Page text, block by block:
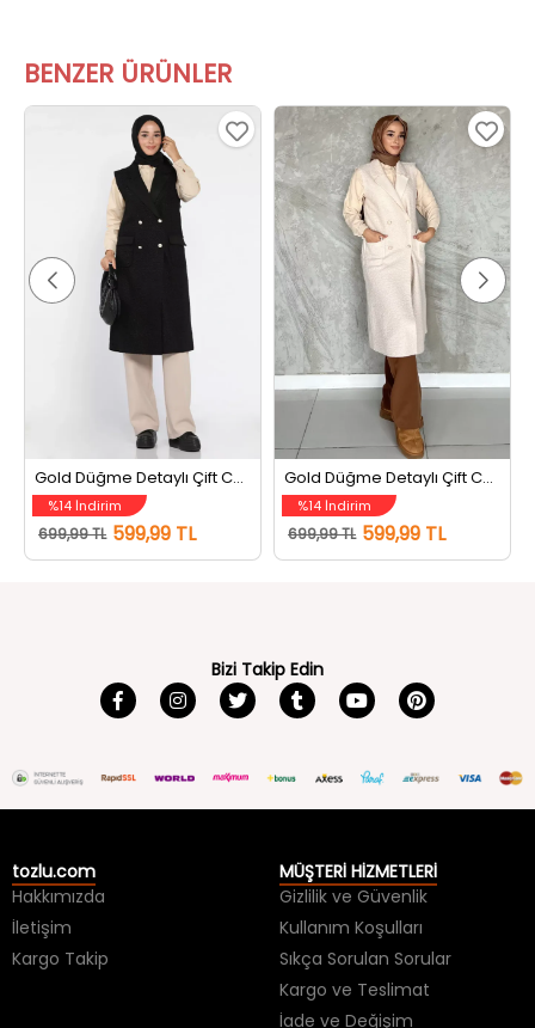
BENZER ÜRÜNLER
Gold Düğme Detaylı Çift Cepli Tesettür Buklet Yelek Siyah
%14 İndirim
699,99 TL 599,99 TL
Gold Düğme Detaylı Çift Cepli Tesettür Buklet Yelek Krem
%14 İndirim
699,99 TL 599,99 TL
Bizi Takip Edin
tozlu.com
Hakkımızda
İletişim
Kargo Takip
MÜŞTERİ HİZMETLERİ
Gizlilik ve Güvenlik
Kullanım Koşulları
Sıkça Sorulan Sorular
Kargo ve Teslimat
İade ve Değişim